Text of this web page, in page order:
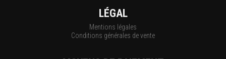
LÉGAL
Mentions légales
Conditions générales de vente